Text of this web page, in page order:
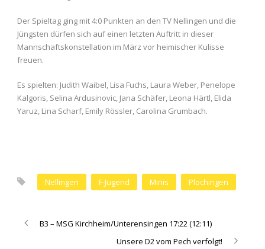
Der Spieltag ging mit 4:0 Punkten an den TV Nellingen und die
Jüngsten dürfen sich auf einen letzten Auftritt in dieser
Mannschaftskonstellation im März vor heimischer Kulisse
freuen.
Es spielten: Judith Waibel, Lisa Fuchs, Laura Weber, Penelope
Kalgoris, Selina Ardusinovic, Jana Schäfer, Leona Härtl, Elida
Yaruz, Lina Scharf, Emily Rössler, Carolina Grumbach.
Nellingen F-Jugend Minis Plochingen
B3 – MSG Kirchheim/Unterensingen 17:22 (12:11)
Unsere D2 vom Pech verfolgt!